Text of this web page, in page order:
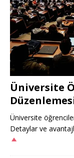
Üniversite
Üniversite
Detaylar ve